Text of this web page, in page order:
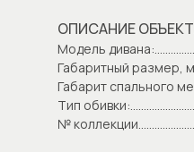
ОПИСАНИЕ
Модель
Габаритный размер,
Габарит спального
Тип
№